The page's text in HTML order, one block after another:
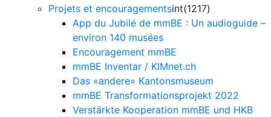
Projets et encouragementsint(1217)
App du Jubilé de mmBE : Un audioguide –
environ 140 musées
Encouragement mmBE
mmBE Inventar / KIMnet.ch
Das «andere» Kantonsmuseum
mmBE Transformationsprojekt 2022
Verstärkte Kooperation mmBE und HKB